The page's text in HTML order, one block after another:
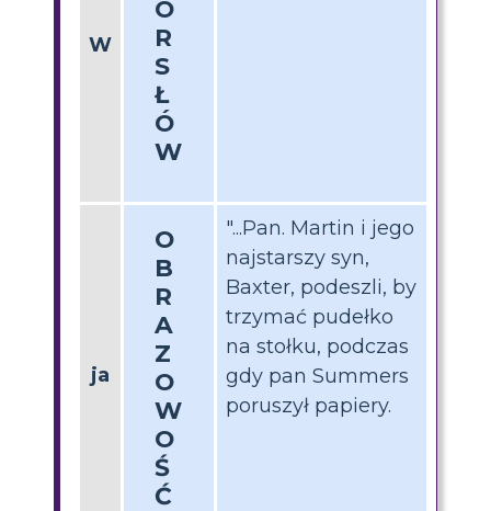
W
Ó
R
S
Ł
Ó
W
ja
O
B
R
A
Z
O
W
O
Ś
Ć
"...Pan. Martin i jego
najstarszy syn,
Baxter, podeszli, by
trzymać pudełko
na stołku, podczas
gdy pan Summers
poruszył papiery.